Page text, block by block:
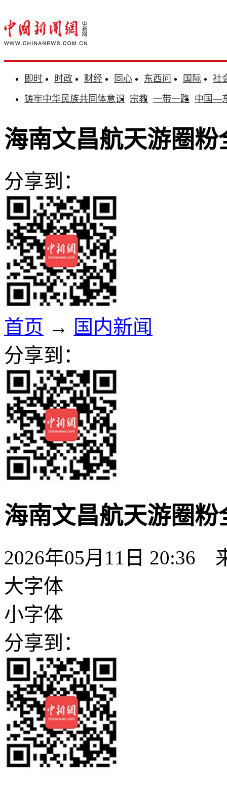
即时 时政 财经 同心 东西问 国际
社
铸牢中华民族共同体意识 宗教 一带一路 中国—
海南文昌航天游圈粉
分享到：
首页 → 国内新闻
分享到：
海南文昌航天游圈粉
2026年05月11日 20:36
大字体
小字体
分享到：